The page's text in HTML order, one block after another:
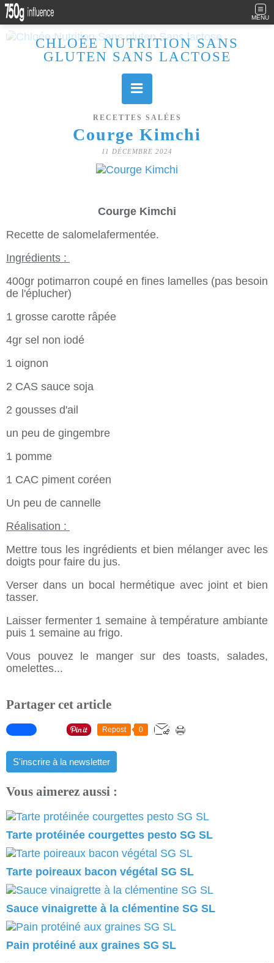
MENU
CHLOÉE NUTRITION SANS
GLUTEN SANS LACTOSE
RECETTES SALÉES
Courge Kimchi
11 DÉCEMBRE 2024
Courge Kimchi
Recette de salomelafermentée.
Ingrédients :
400gr potimarron coupé en fines lamelles (pas besoin
de l'éplucher)
1 grosse carotte râpée
4gr sel non iodé
1 oignon
2 CAS sauce soja
2 gousses d'ail
un peu de gingembre
1 pomme
1 CAC piment coréen
Un peu de cannelle
Réalisation :
Mettre tous les ingrédients et bien mélanger avec les
doigts pour faire du jus.
Verser dans un bocal hermétique avec joint et bien
tasser.
Laisser fermenter 1 semaine à température ambiante
puis 1 semaine au frigo.
Vous pouvez le manger sur des toasts, salades,
omelettes...
Partager cet article
Repost 0
S'inscrire à la newsletter
Vous aimerez aussi :
Tarte protéinée courgettes pesto SG SL
Tarte poireaux bacon végétal SG SL
Sauce vinaigrette à la clémentine SG SL
Pain protéiné aux graines SG SL